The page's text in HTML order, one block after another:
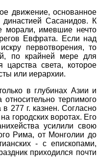
движение, основанное
Сасанидов. К
морали, имевшие нечто
Евфрата. Если над
первотворения, то
по крайней мере для
света, которое
или иерархии.
в глубинах Азии и
терпимого
277 г. казнен. Согласно
городских воротах. Его
усилили свою
Рима, от Монголии до
- с епископами,
приходился почти